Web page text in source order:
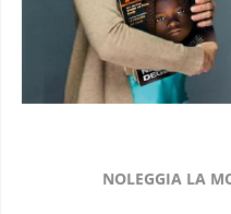
NOLEGGIA LA